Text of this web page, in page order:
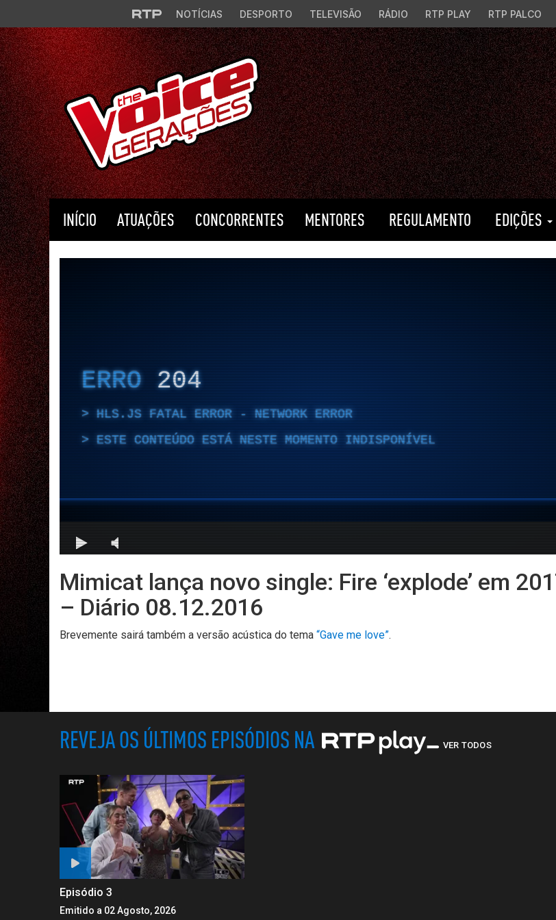
Saltar para o conteúdo principal
NOTÍCIAS DESPORTO TELEVISÃO RÁDIO RTP PLAY RTP PALCO
INÍCIO ATUAÇÕES CONCORRENTES MENTORES REGULAMENTO EDIÇÕES
Mimicat lança novo single: Fire ‘explode’ em
– Diário 08.12.2016
Brevemente sairá também a versão acústica do tema “Gave me love”.
REVEJA OS ÚLTIMOS EPISÓDIOS NA VER TODOS
Episódio 3
Emitido a 02 Agosto, 2026